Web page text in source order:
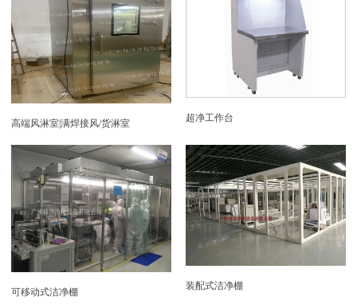
高端风淋室|满焊接风/货淋室 超净工作台
可移动式洁净棚
装配式洁净棚